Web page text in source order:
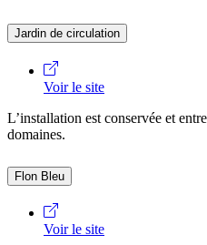
Jardin de circulation
Voir le site
L’installation est conservée et
domaines.
Flon Bleu
Voir le site